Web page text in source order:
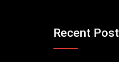
Recent Post